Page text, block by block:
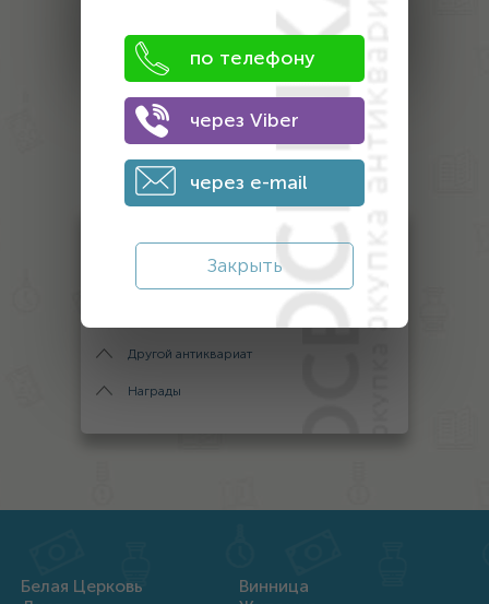
ПОЛУЧИТЬ ЦЕНУ
Оценка
антиквариата
Монеты
Другой антиквариат
Награды
Белая Церковь
Винница
по телефону
через Viber
через e-mail
Закрыть